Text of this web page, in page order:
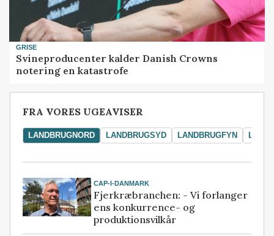
GRISE
Svineproducenter kalder Danish Crowns
notering en katastrofe
FRA VORES UGEAVISER
LANDBRUGNORD LANDBRUGSYD LANDBRUGFYN
CAP-I-DANMARK
Fjerkræbranchen: - Vi forlanger
ens konkurrence- og
produktionsvilkår